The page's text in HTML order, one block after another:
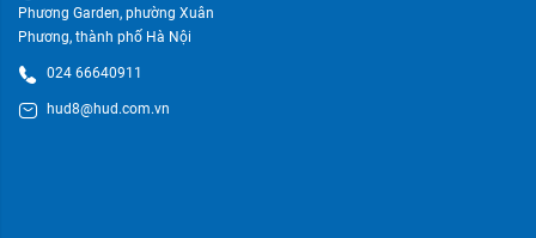
Phương Garden, phường Xuân
Phương, thành phố Hà Nội
024 66640911
hud8@hud.com.vn